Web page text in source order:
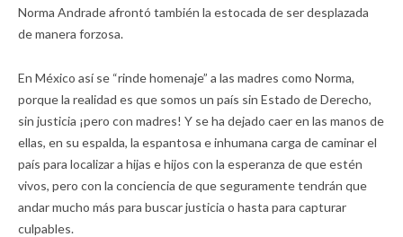
Norma Andrade afrontó también la estocada de ser desplazada
de manera forzosa.
En México así se “rinde homenaje” a las madres como Norma,
porque la realidad es que somos un país sin Estado de Derecho,
sin justicia ¡pero con madres! Y se ha dejado caer en las manos de
ellas, en su espalda, la espantosa e inhumana carga de caminar el
país para localizar a hijas e hijos con la esperanza de que estén
vivos, pero con la conciencia de que seguramente tendrán que
andar mucho más para buscar justicia o hasta para capturar
culpables.